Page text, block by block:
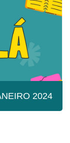
2024